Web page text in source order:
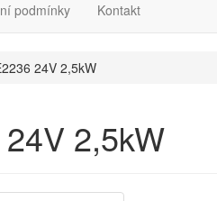
podmínky Kontakt
24V 2,5kW
2,5kW